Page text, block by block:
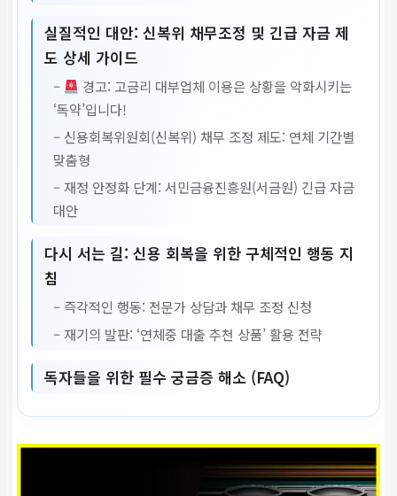
실질적인 대안: 신복위 채무조정 및 긴급 자금 제
도 상세 가이드
–
경고: 고금리 대부업체 이용은 상황을 악화시키는
‘독약’입니다!
– 신용회복위원회(신복위) 채무 조정 제도: 연체 기간별
맞춤형
– 재정 안정화 단계: 서민금융진흥원(서금원) 긴급 자금
대안
다시 서는 길: 신용 회복을 위한 구체적인 행동 지
침
– 즉각적인 행동: 전문가 상담과 채무 조정 신청
– 재기의 발판: ‘연체중 대출 추천 상품’ 활용 전략
독자들을 위한 필수 궁금증 해소 (FAQ)